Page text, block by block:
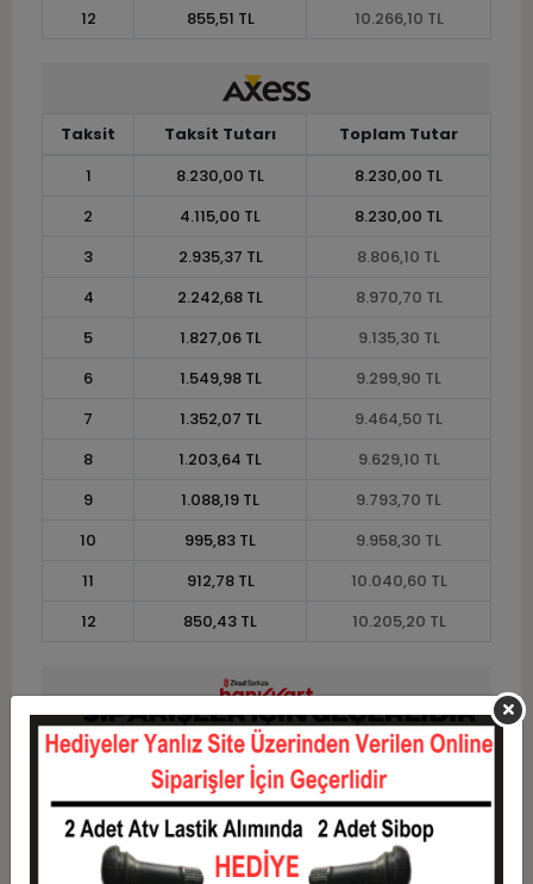
12
855,51 TL 10.266,10 TL
Taksit Taksit Tutarı
Toplam Tutar
1
8.230,00 TL
8.230,00 TL
2
4.115,00 TL
8.230,00 TL
3
2.935,37 TL
8.806,10 TL
4
2.242,68 TL
8.970,70 TL
5
1.827,06 TL
9.135,30 TL
6
1.549,98 TL
9.299,90 TL
7
1.352,07 TL
9.464,50 TL
8
1.203,64 TL
9.629,10 TL
9
1.088,19 TL
9.793,70 TL
10
995,83 TL
9.958,30 TL
11
912,78 TL
10.040,60 TL
12
850,43 TL 10.205,20 TL
Taksit Taksit Tutarı
Toplam Tutar
8.230,00 TL
8.230,00 TL
2
4.115,00 TL
8.230,00 TL
2.935,37 TL
8.806,10 TL